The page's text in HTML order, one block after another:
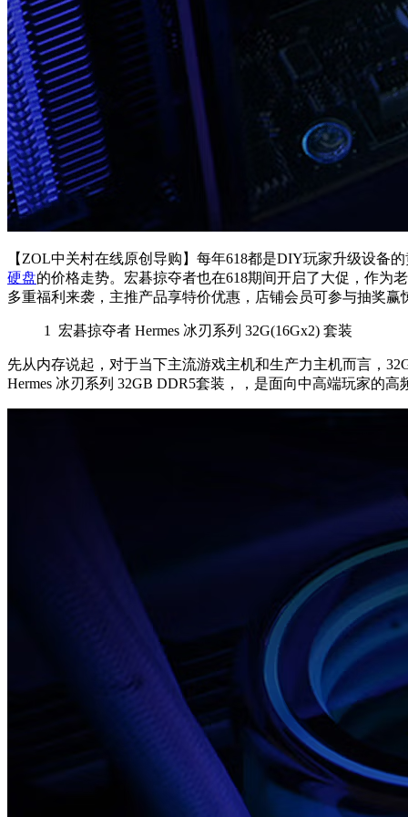
【ZOL中关村在线原创导购】每年618都是DIY玩家升级设备
硬盘的价格走势。宏碁掠夺者也在618期间开启了大促，作为
多重福利来袭，主推产品享特价优惠，店铺会员可参与抽奖
1 宏碁掠夺者 Hermes 冰刃系列 32G(16Gx2) 套装
先从内存说起，对于当下主流游戏主机和生产力主机而言，
Hermes 冰刃系列 32GB DDR5套装，，是面向中高端玩家的